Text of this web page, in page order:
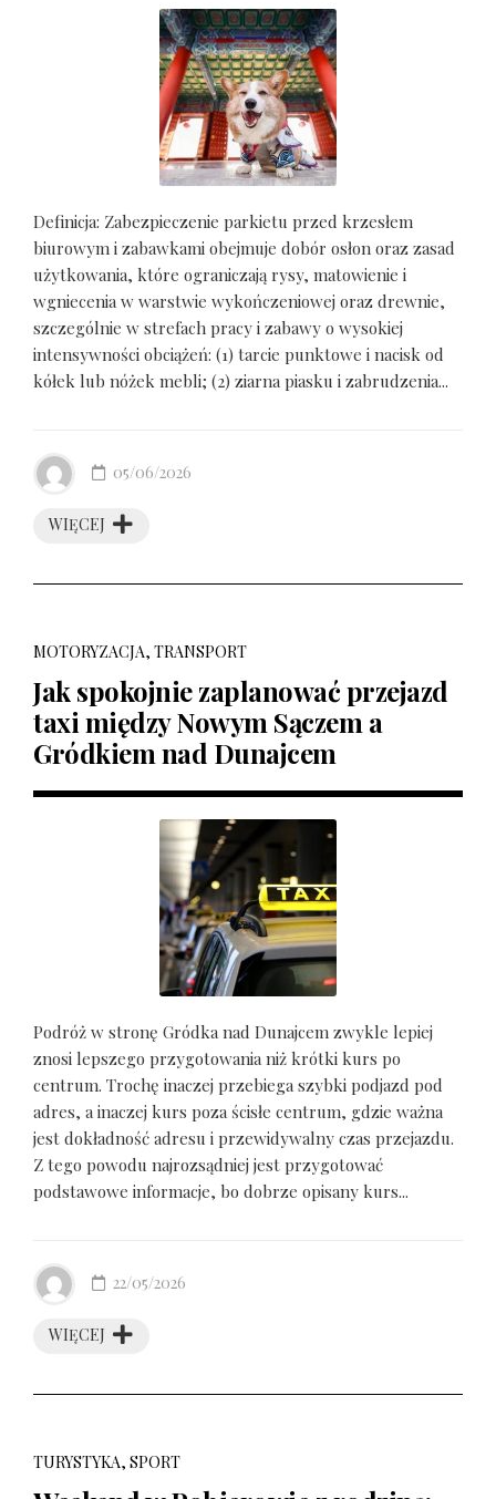
Definicja: Zabezpieczenie parkietu przed krzesłem
biurowym i zabawkami obejmuje dobór osłon oraz zasad
użytkowania, które ograniczają rysy, matowienie i
wgniecenia w warstwie wykończeniowej oraz drewnie,
szczególnie w strefach pracy i zabawy o wysokiej
intensywności obciążeń: (1) tarcie punktowe i nacisk od
kółek lub nóżek mebli; (2) ziarna piasku i zabrudzenia...
WIĘCEJ
05/06/2026
MOTORYZACJA, TRANSPORT
Jak spokojnie zaplanować przejazd
taxi między Nowym Sączem a
Gródkiem nad Dunajcem
Podróż w stronę Gródka nad Dunajcem zwykle lepiej
znosi lepszego przygotowania niż krótki kurs po
centrum. Trochę inaczej przebiega szybki podjazd pod
adres, a inaczej kurs poza ścisłe centrum, gdzie ważna
jest dokładność adresu i przewidywalny czas przejazdu.
Z tego powodu najrozsądniej jest przygotować
podstawowe informacje, bo dobrze opisany kurs...
WIĘCEJ
22/05/2026
TURYSTYKA, SPORT